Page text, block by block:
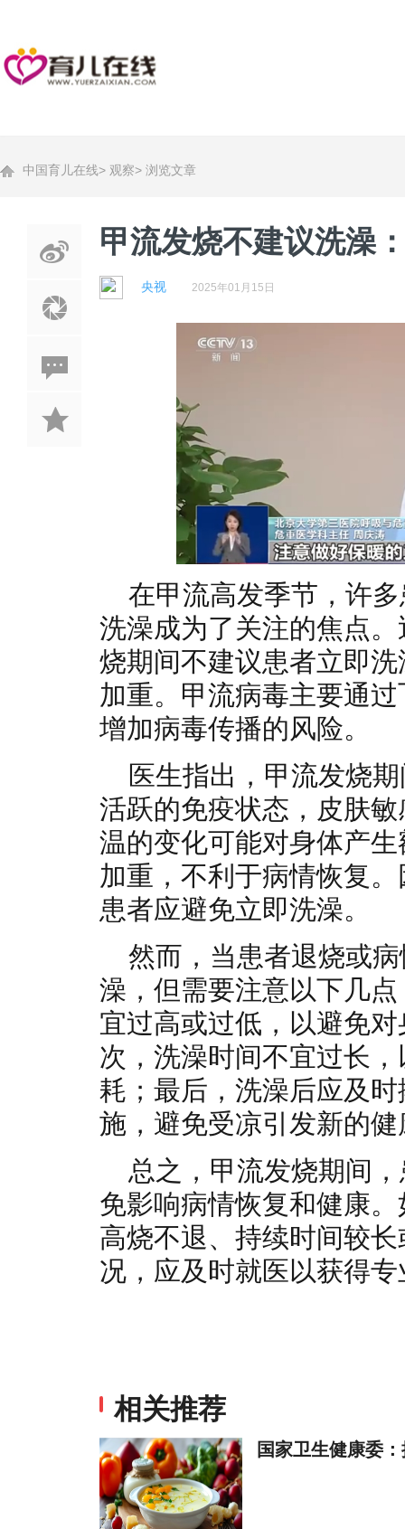
中国育儿在线> 观察> 浏览文章
甲流发烧不建议洗澡
央视 2025年01月15日
在甲流高发季节，许
洗澡成为了关注的焦点
烧期间不建议患者立即
加重。甲流病毒主要通
增加病毒传播的风险。
医生指出，甲流发烧
活跃的免疫状态，皮肤
温的变化可能对身体产
加重，不利于病情恢复
患者应避免立即洗澡。
然而，当患者退烧或
澡，但需要注意以下几
宜过高或过低，以避免
次，洗澡时间不宜过长
耗；最后，洗澡后应及
施，避免受凉引发新的
总之，甲流发烧期间
免影响病情恢复和健康
高烧不退、持续时间较
况，应及时就医以获得
相关推荐
国家卫生健康委